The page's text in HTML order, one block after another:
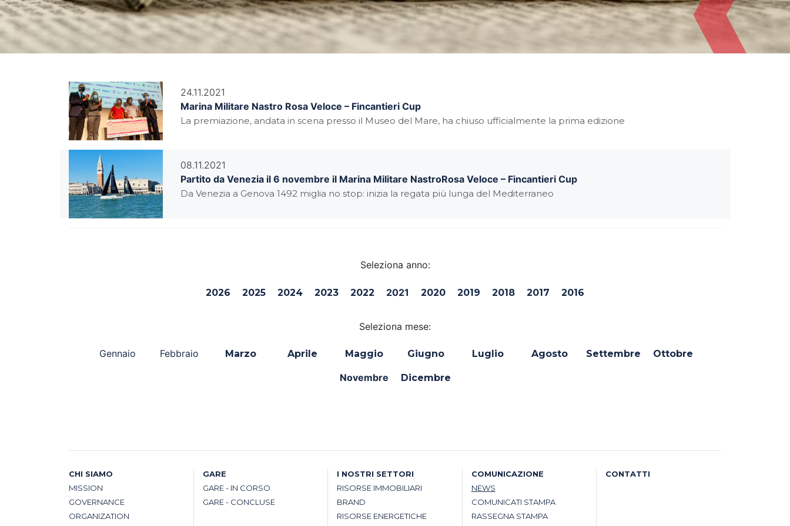
24.11.2021
Marina Militare Nastro Rosa Veloce – Fincantieri Cup
La premiazione, andata in scena presso il Museo del Mare, ha chiuso ufficialmente la prima edizione
08.11.2021
Partito da Venezia il 6 novembre il Marina Militare NastroRosa Veloce – Fincantieri Cup
Da Venezia a Genova 1492 miglia no stop: inizia la regata più lunga del Mediterraneo
Seleziona anno:
2026 2025 2024 2023 2022 2021 2020 2019 2018 2017 2016
Seleziona mese:
Gennaio Febbraio Marzo Aprile Maggio Giugno Luglio Agosto Settembre Ottobre
Novembre Dicembre
CHI SIAMO
MISSION
GOVERNANCE
ORGANIZATION
GARE
GARE - IN CORSO
GARE - CONCLUSE
I NOSTRI SETTORI
RISORSE IMMOBILIARI
BRAND
RISORSE ENERGETICHE
COMUNICAZIONE
NEWS
COMUNICATI STAMPA
RASSEGNA STAMPA
CONTATTI